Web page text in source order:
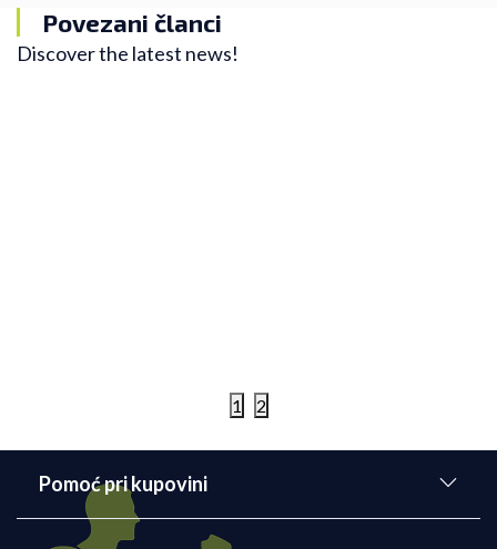
Povezani članci
Discover the latest news!
1 2
Pomoć pri kupovini